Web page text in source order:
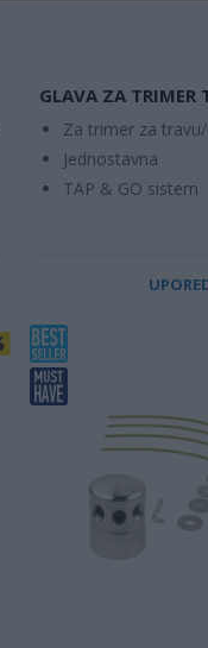
GLAVA ZA TRIMER
Za trimer za
Jednostavna
TAP & GO sistem